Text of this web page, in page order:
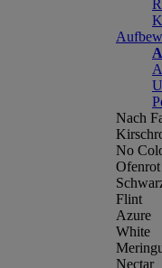
Nach
No
Ofenrot
Flint
Azure
White
Nectar